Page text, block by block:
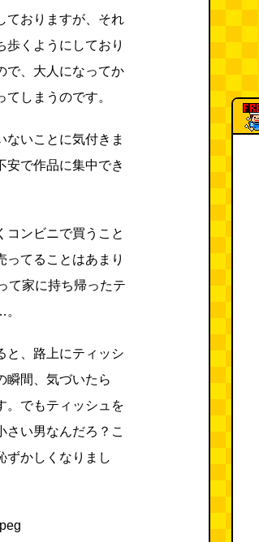
ておりますが、それ
歩くようにしており
で、大人になってか
しまうのです。
ないことに気付きま
安で作品に集中でき
コンビニで買うこと
ってることはあまり
て家に持ち帰ったテ
と、路上にティッシ
瞬間、気づいたら
。でもティッシュを
さい男なんだろ？こ
ずかしくなりまし